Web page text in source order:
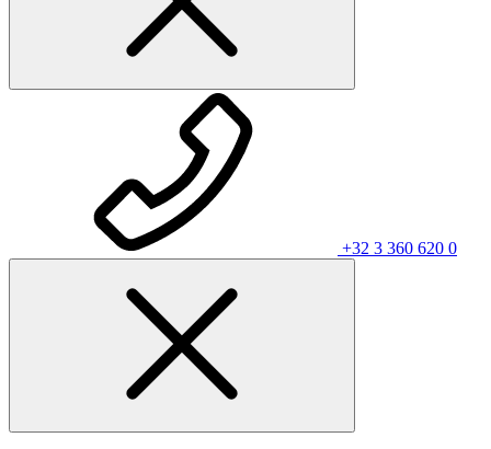
+32 3 360 620 0